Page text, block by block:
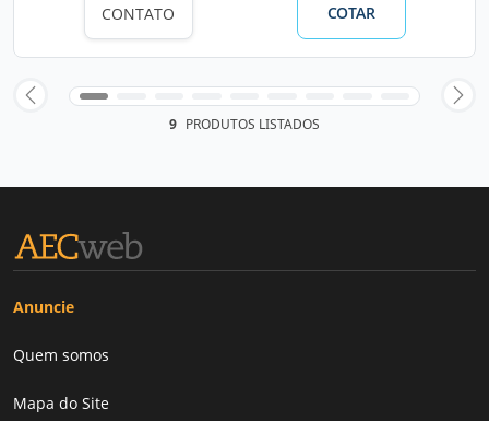
CONTATO COTAR
9 PRODUTOS LISTADOS
Anuncie
Quem somos
Mapa do Site